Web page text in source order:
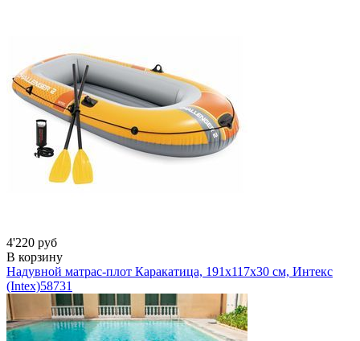
4'220 руб
В корзину
Надувной матрас-плот Каракатица, 191х117х30 см, Интекс
(Intex)58731